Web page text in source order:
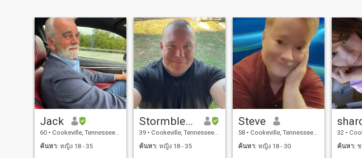
Jack
60 • Cookeville, Tennessee, สหรัฐอเมริกา
ค้นหา: หญิง 18 - 35
Stormblessed
39 • Cookeville, Tennessee, สหรัฐอเมริกา
ค้นหา: หญิง 18 - 35
Steve
58 • Cookeville, Tennessee, สหรัฐอเมริกา
ค้นหา: หญิง 18 - 30
32 •
ค้นหา: